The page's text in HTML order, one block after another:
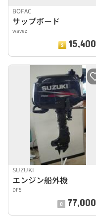
BOFAC
サップボード
wavez
15,400
SUZUKI
エンジン船外機
DF5
77,000